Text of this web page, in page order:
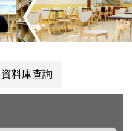
資料庫查詢